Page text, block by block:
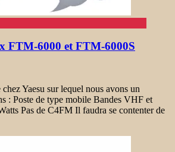
FTM-6000 et FTM-6000S
Yaesu sur lequel nous avons un
: Poste de type mobile Bandes VHF et
Pas de C4FM Il faudra se contenter de